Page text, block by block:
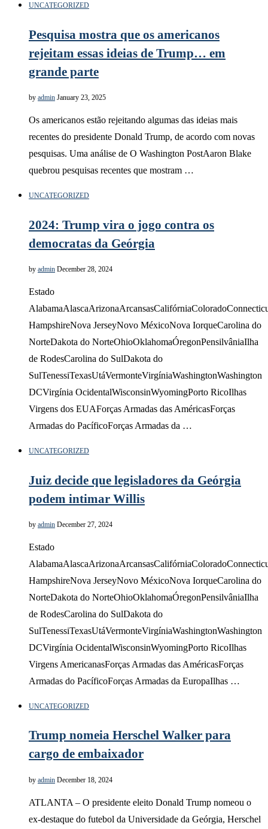
UNCATEGORIZED
Pesquisa mostra que os americanos
rejeitam essas ideias de Trump… em
grande parte
by admin January 23, 2025
Os americanos estão rejeitando algumas das ideias mais
recentes do presidente Donald Trump, de acordo com novas
pesquisas. Uma análise de O Washington PostAaron Blake
quebrou pesquisas recentes que mostram …
UNCATEGORIZED
2024: Trump vira o jogo contra os
democratas da Geórgia
by admin December 28, 2024
Estado
HampshireNova JerseyNovo MéxicoNova IorqueCarolina do
NorteDakota do NorteOhioOklahomaÓregonPensilvâniaIlha
de RodesCarolina do SulDakota do
SulTenessiTexasUtáVermonteVirgíniaWashingtonWashington
DCVirgínia OcidentalWisconsinWyomingPorto RicoIlhas
Virgens dos EUAForças Armadas das AméricasForças
Armadas do PacíficoForças Armadas da …
UNCATEGORIZED
Juiz decide que legisladores da Geórgia
podem intimar Willis
by admin December 27, 2024
Estado
HampshireNova JerseyNovo MéxicoNova IorqueCarolina do
NorteDakota do NorteOhioOklahomaÓregonPensilvâniaIlha
de RodesCarolina do SulDakota do
SulTenessiTexasUtáVermonteVirgíniaWashingtonWashington
DCVirgínia OcidentalWisconsinWyomingPorto RicoIlhas
Virgens AmericanasForças Armadas das AméricasForças
Armadas do PacíficoForças Armadas da EuropaIlhas …
UNCATEGORIZED
Trump nomeia Herschel Walker para
cargo de embaixador
by admin December 18, 2024
ATLANTA – O presidente eleito Donald Trump nomeou o
ex-destaque do futebol da Universidade da Geórgia, Herschel